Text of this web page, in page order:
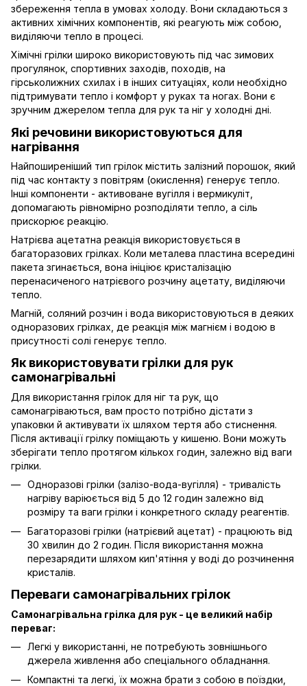
збереження тепла в умовах холоду. Вони складаються з
активних хімічних компонентів, які реагують між собою,
виділяючи тепло в процесі.
Хімічні грілки широко використовують під час зимових
прогулянок, спортивних заходів, походів, на
гірськолижних схилах і в інших ситуаціях, коли необхідно
підтримувати тепло і комфорт у руках та ногах. Вони є
зручним джерелом тепла для рук та ніг у холодні дні.
Які речовини використовуються для
нагрівання
Найпоширеніший тип грілок містить залізний порошок, який
під час контакту з повітрям (окислення) генерує тепло.
Інші компоненти - активоване вугілля і вермикуліт,
допомагають рівномірно розподіляти тепло, а сіль
прискорює реакцію.
Натрієва ацетатна реакція використовується в
багаторазових грілках. Коли металева пластина всередині
пакета згинається, вона ініціює кристалізацію
перенасиченого натрієвого розчину ацетату, виділяючи
тепло.
Магній, соляний розчин і вода використовуються в деяких
одноразових грілках, де реакція між магнієм і водою в
присутності солі генерує тепло.
Як використовувати грілки для рук
самонагрівальні
Для використання грілок для ніг та рук, що
самонагріваються, вам просто потрібно дістати з
упаковки й активувати їх шляхом тертя або стиснення.
Після активації грілку поміщають у кишеню. Вони можуть
зберігати тепло протягом кількох годин, залежно від ваги
грілки.
Одноразові грілки (залізо-вода-вугілля) - тривалість
нагріву варіюється від 5 до 12 годин залежно від
розміру та ваги грілки і конкретного складу реагентів.
Багаторазові грілки (натрієвий ацетат) - працюють від
30 хвилин до 2 годин. Після використання можна
перезарядити шляхом кип'ятіння у воді до розчинення
кристалів.
Переваги самонагрівальних грілок
Самонагрівальна грілка для рук - це великий набір
переваг:
Легкі у використанні, не потребують зовнішнього
джерела живлення або спеціального обладнання.
Компактні та легкі, їх можна брати з собою в поїздки,